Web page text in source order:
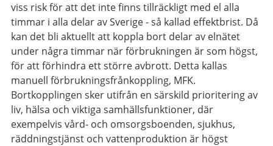
viss risk för att det inte finns tillräckligt med el alla
timmar i alla delar av Sverige - så kallad effektbrist. Då
kan det bli aktuellt att koppla bort delar av elnätet
under några timmar när förbrukningen är som högst,
för att förhindra ett större avbrott. Detta kallas
manuell förbrukningsfrånkoppling, MFK.
Bortkopplingen sker utifrån en särskild prioritering av
liv, hälsa och viktiga samhällsfunktioner, där
exempelvis vård- och omsorgsboenden, sjukhus,
räddningstjänst och vattenproduktion är högst